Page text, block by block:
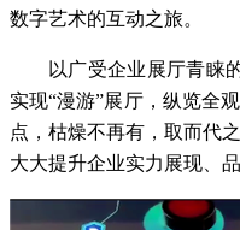
数字艺术的互动之旅。
以广受企业展厅青睐
实现“漫游”展厅，纵览全
点，枯燥不再有，取而代
大大提升企业实力展现、